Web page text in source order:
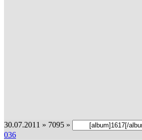
30.07.2011 » 7095 »
036